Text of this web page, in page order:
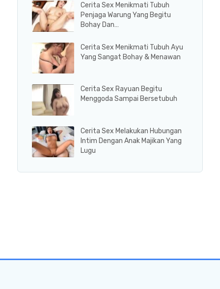
Cerita Sex Menikmati Tubuh
Penjaga Warung Yang Begitu
Bohay Dan…
Cerita Sex Menikmati Tubuh Ayu
Yang Sangat Bohay & Menawan
Cerita Sex Rayuan Begitu
Menggoda Sampai Bersetubuh
Cerita Sex Melakukan Hubungan
Intim Dengan Anak Majikan Yang
Lugu